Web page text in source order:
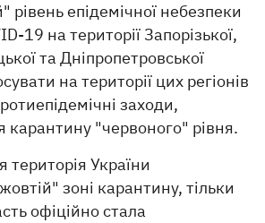
епідемічної небезпеки
19 на території Запорізької,
та Дніпропетровської
на території цих регіонів
заходи,
карантину "червоного" рівня.
територія України
зоні карантину, тільки
офіційно стала